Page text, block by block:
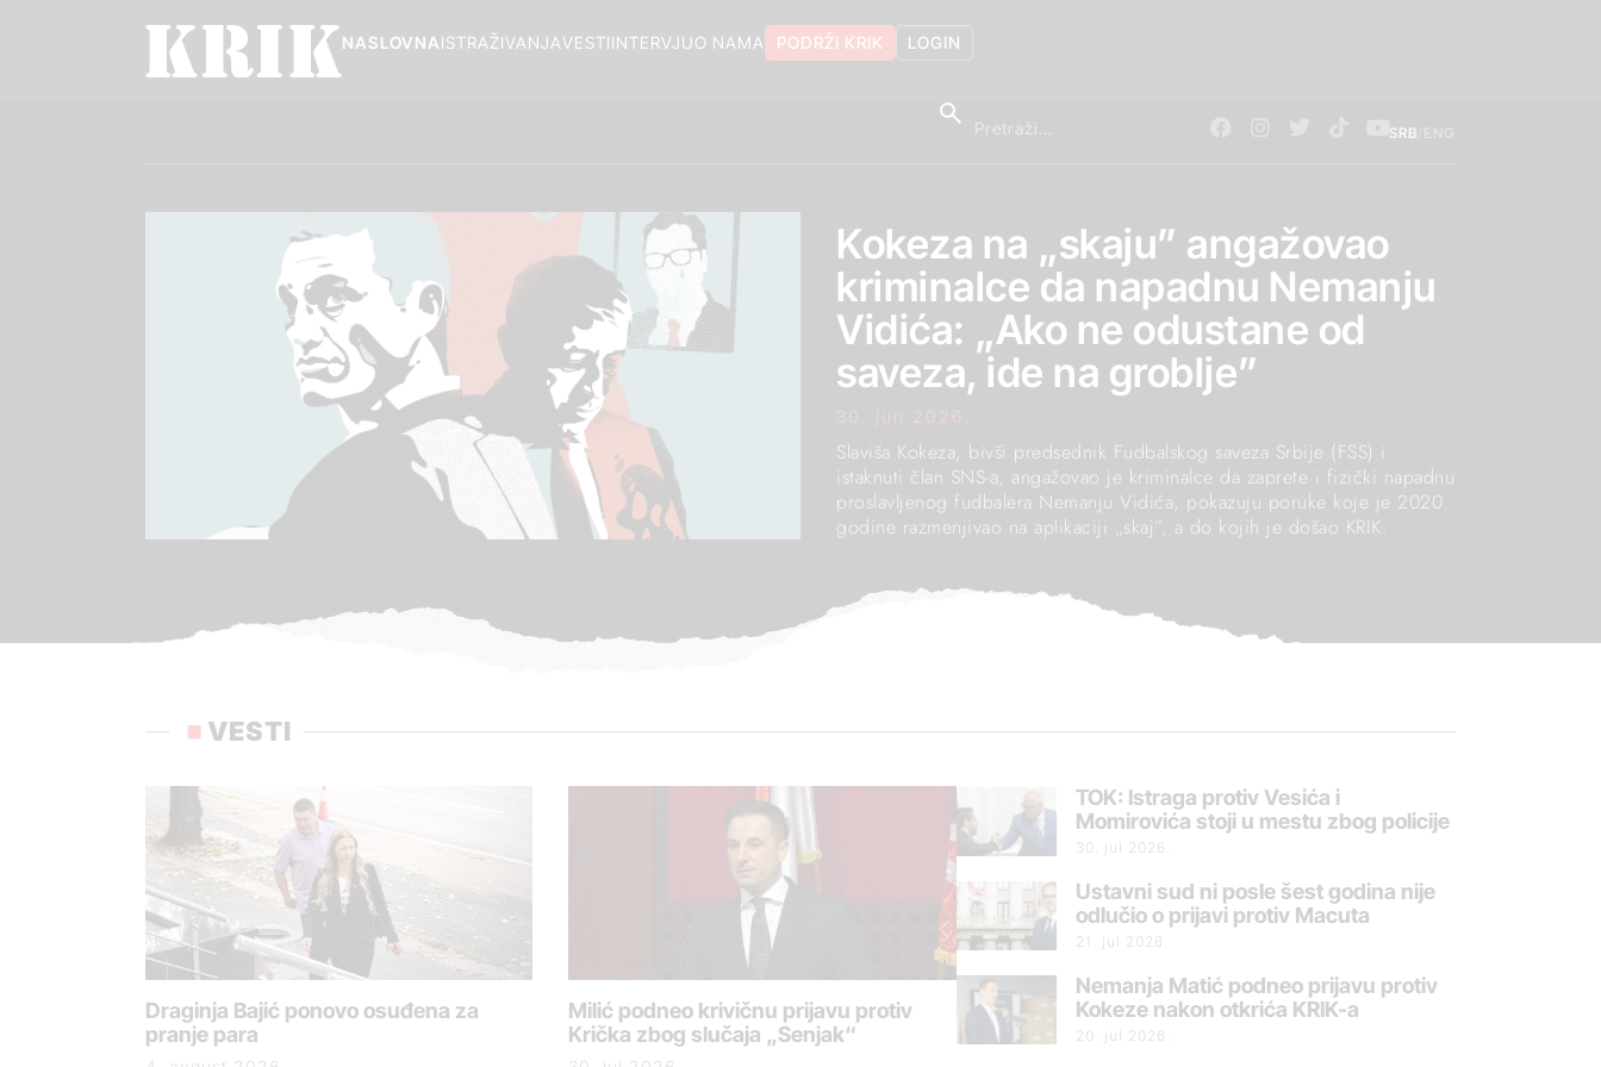
LOGIN
PODRŽI KRIK
O NAMA
INTERVJU
VESTI
ISTRAŽIVANJA
NASLOVNA
SRB
Kokeza na „skaju” angažovao
kriminalce da napadnu Nemanju
Vidića: „Ako ne odustane od
saveza, ide na groblje”
30. jun 2026.
Slaviša Kokeza, bivši predsednik Fudbalskog saveza Srbije (FSS) i
istaknuti član SNS-a, angažovao je kriminalce da zaprete i fizički napadnu
proslavljenog fudbalera Nemanju Vidića, pokazuju poruke koje je 2020.
godine razmenjivao na aplikaciji „skaj”, a do kojih je došao KRIK.
VESTI
Draginja Bajić ponovo osuđena za
pranje para
Milić podneo krivičnu prijavu protiv
Krička zbog slučaja „Senjak“
TOK: Istraga protiv Vesića i
Momirovića stoji u mestu zbog policije
30. jul 2026.
Ustavni sud ni posle šest godina nije
odlučio o prijavi protiv Macuta
21. jul 2026.
Nemanja Matić podneo prijavu protiv
Kokeze nakon otkrića KRIK-a
20. jul 2026.